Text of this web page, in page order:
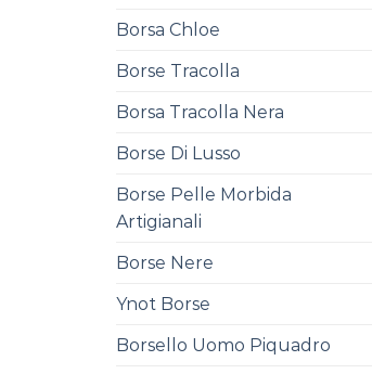
Borsa Chloe
Borse Tracolla
Borsa Tracolla Nera
Borse Di Lusso
Borse Pelle Morbida
Artigianali
Borse Nere
Ynot Borse
Borsello Uomo Piquadro